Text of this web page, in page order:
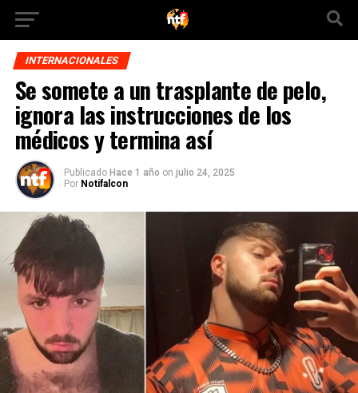
INTERNACIONALES
Se somete a un trasplante de pelo,
ignora las instrucciones de los
médicos y termina así
Publicado Hace 1 año on julio 24, 2025
Por Notifalcon